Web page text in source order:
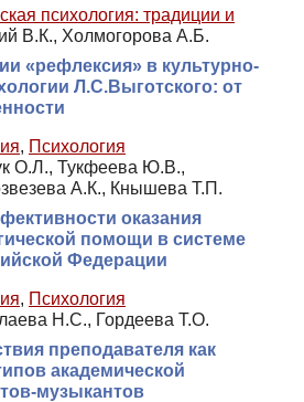
психология: традиции и
В.К., Холмогорова А.Б.
«рефлексия» в культурно-
Л.С.Выготского: от
, Психология
О.Л., Тукфеева Ю.В.,
А.К., Кнышева Т.П.
оказания
помощи в системе
Федерации
, Психология
Н.С., Гордеева Т.О.
преподавателя как
академической
музыкантов